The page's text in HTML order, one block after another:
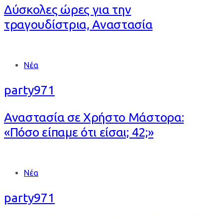
Δύσκολες ώρες για την
τραγουδίστρια, Αναστασία
Tags Νέα
party971
Αναστασία σε Χρήστο Μάστορα:
«Πόσο είπαμε ότι είσαι; 42;»
Tags Νέα
party971